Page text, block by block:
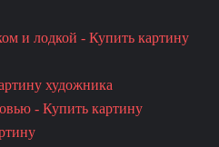
и лодкой - Купить картину
художника
- Купить картину